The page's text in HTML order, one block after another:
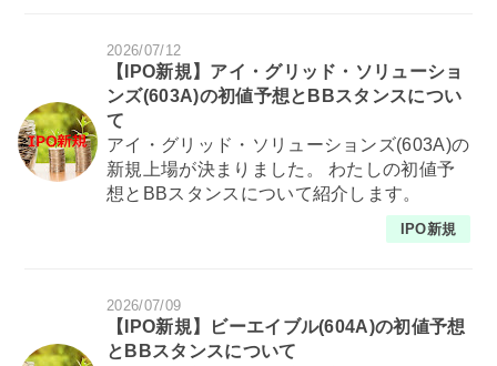
2026/07/12
【IPO新規】アイ・グリッド・ソリューショ
ンズ(603A)の初値予想とBBスタンスについ
て
アイ・グリッド・ソリューションズ(603A)の
新規上場が決まりました。 わたしの初値予
想とBBスタンスについて紹介します。
IPO新規
2026/07/09
【IPO新規】ビーエイブル(604A)の初値予想
とBBスタンスについて